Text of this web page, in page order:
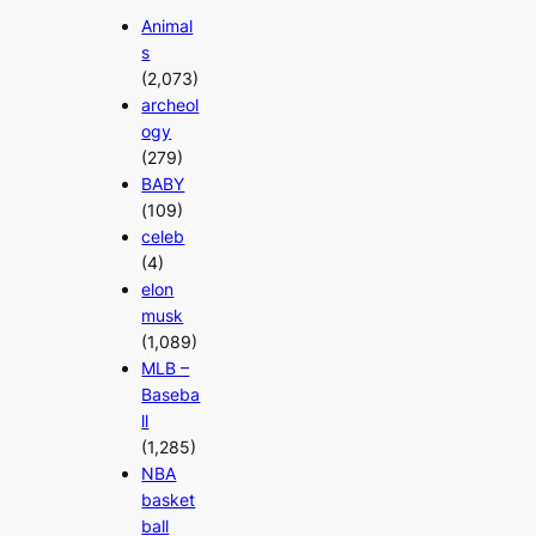
Animal
s
(2,073)
archeol
ogy
(279)
BABY
(109)
celeb
(4)
elon
musk
(1,089)
MLB –
Baseba
ll
(1,285)
NBA
basket
ball